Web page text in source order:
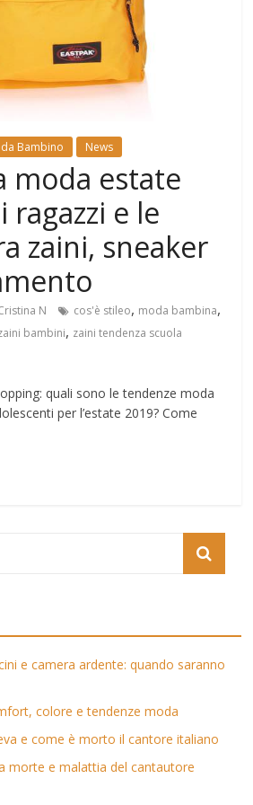
Bambino News
moda estate
ragazzi e le
zaini, sneaker
N cos'è stileo, moda bambina,
bambini, zaini tendenza scuola
quali sono le tendenze moda
per l’estate 2019? Come
e camera ardente: quando saranno
colore e tendenze moda
e come è morto il cantore italiano
morte e malattia del cantautore